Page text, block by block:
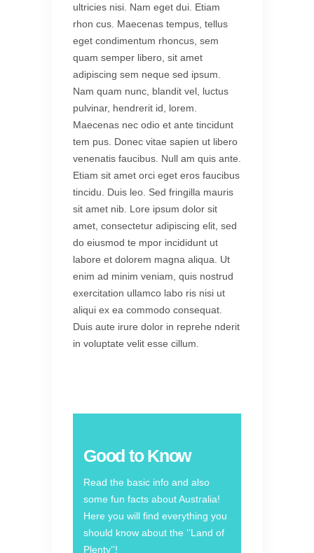
ultricies nisi. Nam eget dui. Etiam
rhon cus. Maecenas tempus, tellus
eget condimentum rhoncus, sem
quam semper libero, sit amet
adipiscing sem neque sed ipsum.
Nam quam nunc, blandit vel, luctus
pulvinar, hendrerit id, lorem.
Maecenas nec odio et ante tincidunt
tem pus. Donec vitae sapien ut libero
venenatis faucibus. Null am quis ante.
Etiam sit amet orci eget eros faucibus
tincidu. Duis leo. Sed fringilla mauris
sit amet nib. Lore ipsum dolor sit
amet, consectetur adipiscing elit, sed
do eiusmod te mpor incididunt ut
labore et dolorem magna aliqua. Ut
enim ad minim veniam, quis nostrud
exercitation ullamco labo ris nisi ut
aliqui ex ea commodo consequat.
Duis aute irure dolor in reprehe nderit
in voluptate velit esse cillum.
Good to Know
Read the basic info and also
some fun facts about Australia!
Here you will find everything you
should know about the ‘’Land of
Plenty’’!